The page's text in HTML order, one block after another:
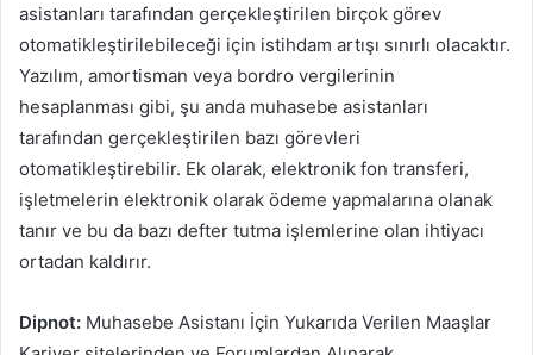
asistanları tarafından gerçekleştirilen birçok görev
otomatikleştirilebileceği için istihdam artışı sınırlı olacaktır.
Yazılım, amortisman veya bordro vergilerinin
hesaplanması gibi, şu anda muhasebe asistanları
tarafından gerçekleştirilen bazı görevleri
otomatikleştirebilir. Ek olarak, elektronik fon transferi,
işletmelerin elektronik olarak ödeme yapmalarına olanak
tanır ve bu da bazı defter tutma işlemlerine olan ihtiyacı
ortadan kaldırır.
Dipnot: Muhasebe Asistanı İçin Yukarıda Verilen Maaşlar